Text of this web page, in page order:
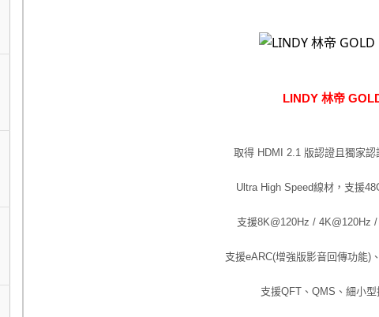
LINDY 林帝
取得 HDMI 2.1 版認證且獨家
Ultra High Speed線材，支援
支援8K@120Hz / 4K@120Hz
支援eARC(增強版影音回傳功能)
支援QFT、QMS、細小